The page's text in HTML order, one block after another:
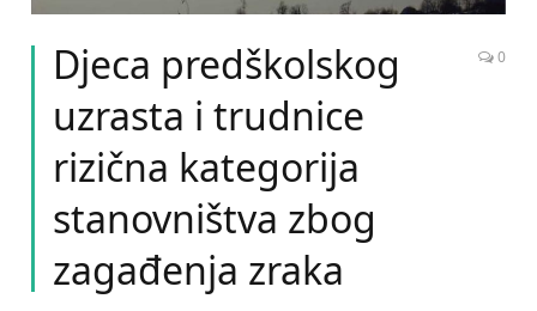
Djeca predškolskog
uzrasta i trudnice
rizična kategorija
stanovništva zbog
zagađenja zraka
0